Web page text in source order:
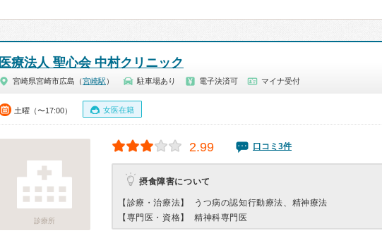
医療法人 聖心会 中村クリニック
宮崎県宮崎市広島（宮崎駅 ） 駐車場あり 電子決済可 マイナ受付
土曜（〜17:00） 女医在籍
診療所
2.99 口コミ3件
摂食障害について
【診療・治療法】
うつ病の認知行動療法、精神療法
【専門医・資格】
精神科専門医